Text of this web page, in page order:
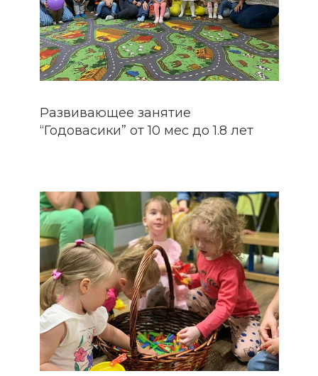
Развивающее занятие
“Годовасики” от 10 мес до 1.8 лет